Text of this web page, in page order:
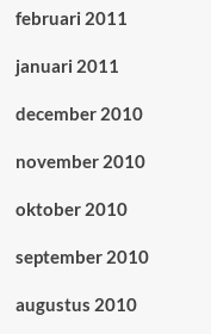
februari 2011
januari 2011
december 2010
november 2010
oktober 2010
september 2010
augustus 2010